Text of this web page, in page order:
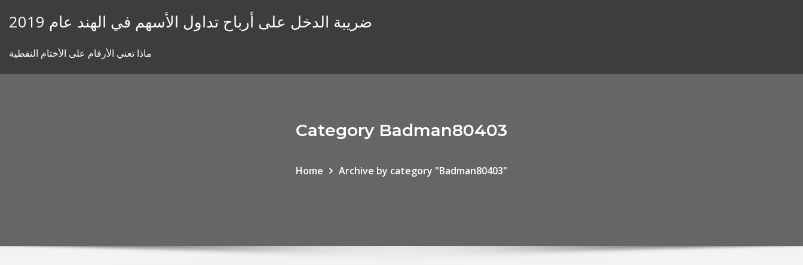
ضريبة الدخل على أرباح تداول الأسهم في الهند عام 2019
ماذا تعني الأرقام على الأختام النفطية
Category Badman80403
Home Archive by category "Badman80403"